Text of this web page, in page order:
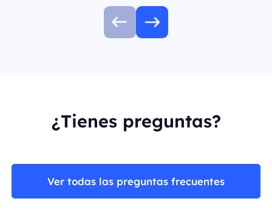
¿Tienes preguntas?
Ver todas las preguntas frecuentes